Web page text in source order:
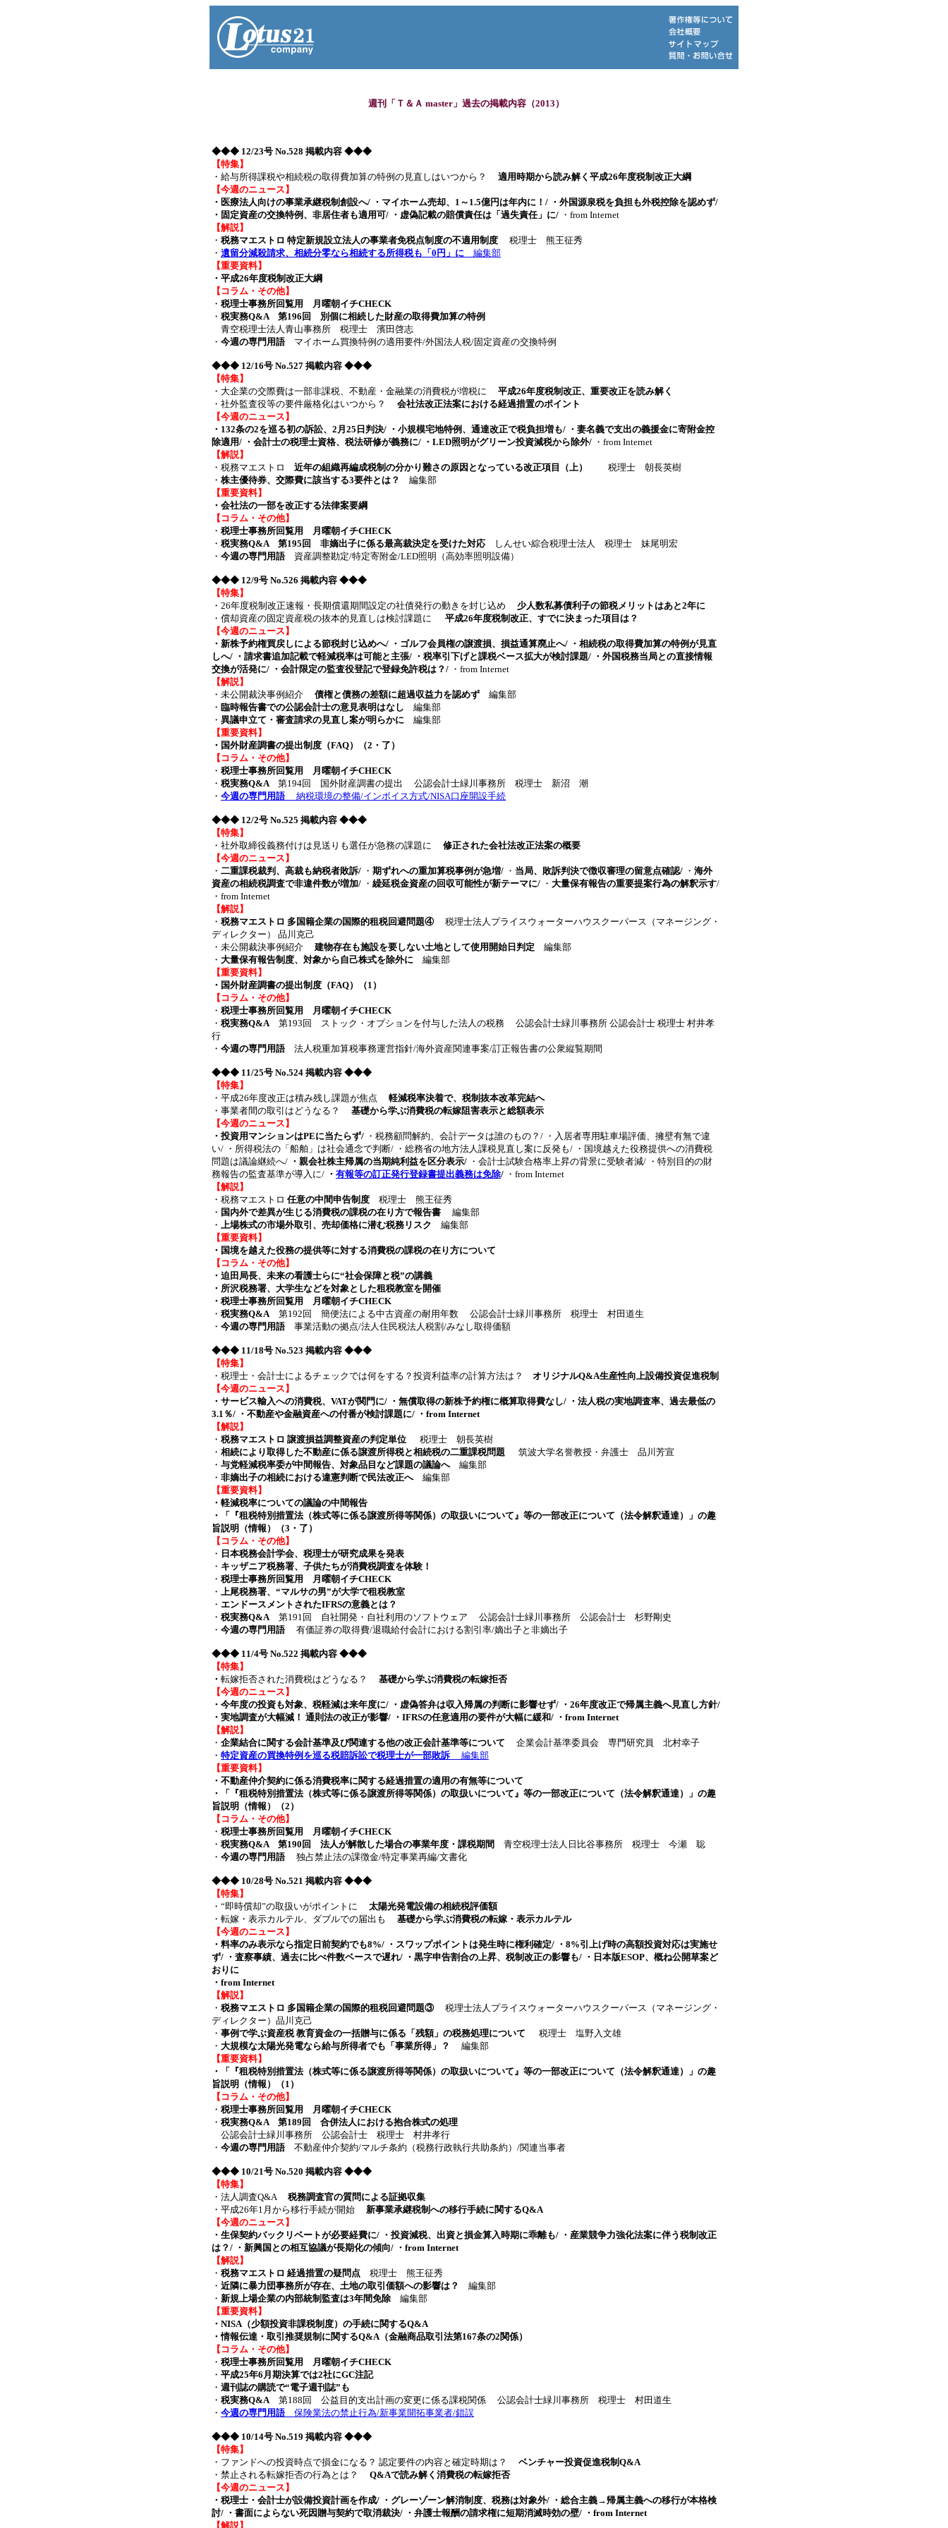
週刊「Ｔ＆Ａ master」過去の掲載内容（2013）
◆◆◆ 12/23号 No.528 掲載内容 ◆◆◆
【特集】
・給与所得課税や相続税の取得費加算の特例の見直しはいつから？ 適用時期から読み解く平成26年度税制改正大綱
【今週のニュース】
・医療法人向けの事業承継税制創設へ/ ・マイホーム売却、1～1.5億円は年内に！/ ・外国源泉税を負担も外税控除を認めず/
・固定資産の交換特例、非居住者も適用可/ ・虚偽記載の賠償責任は「過失責任」に/ ・from Internet
【解説】
・ 税務マエストロ 特定新規設立法人の事業者免税点制度の不適用制度 税理士 熊王征秀
・ 遺留分減殺請求、相続分零なら相続する所得税も「0円」に 編集部
【重要資料】
・平成26年度税制改正大綱
【コラム・その他】
・ 税理士事務所回覧用 月曜朝イチCHECK
・ 税実務Q&A 第196回 別個に相続した財産の取得費加算の特例
青空税理士法人青山事務所 税理士 濱田啓志
・ 今週の専門用語マイホーム買換特例の適用要件/外国法人税/固定資産の交換特例
◆◆◆ 12/16号 No.527 掲載内容 ◆◆◆
【特集】
・大企業の交際費は一部非課税、不動産・金融業の消費税が増税に 平成26年度税制改正、重要改正を読み解く
・社外監査役等の要件厳格化はいつから？ 会社法改正法案における経過措置のポイント
【今週のニュース】
・132条の2を巡る初の訴訟、2月25日判決/ ・小規模宅地特例、通達改正で税負担増も/ ・妻名義で支出の義援金に寄附金控
除適用/ ・会計士の税理士資格、税法研修が義務に/ ・LED照明がグリーン投資減税から除外/ ・from Internet
【解説】
・税務マエストロ 近年の組織再編成税制の分かり難さの原因となっている改正項目（上）
税理士 朝長英樹
・ 株主優待券、交際費に該当する3要件とは？
編集部
【重要資料】
・会社法の一部を改正する法律案要綱
【コラム・その他】
・ 税理士事務所回覧用 月曜朝イチCHECK
・ 税実務Q&A 第195回 非嫡出子に係る最高裁決定を受けた対応 しんせい綜合税理士法人 税理士 妹尾明宏
・ 今週の専門用語資産調整勘定/特定寄附金/LED照明（高効率照明設備）
◆◆◆ 12/9号 No.526 掲載内容 ◆◆◆
【特集】
・26年度税制改正速報・長期償還期間設定の社債発行の動きを封じ込め 少人数私募債利子の節税メリットはあと2年に
・償却資産の固定資産税の抜本的見直しは検討課題に 平成26年度税制改正、すでに決まった項目は？
【今週のニュース】
・新株予約権買戻しによる節税封じ込めへ/ ・ゴルフ会員権の譲渡損、損益通算廃止へ/ ・相続税の取得費加算の特例が見直
しへ/ ・請求書追加記載で軽減税率は可能と主張/ ・税率引下げと課税ベース拡大が検討課題/ ・外国税務当局との直接情報
交換が活発に/ ・会計限定の監査役登記で登録免許税は？/ ・from Internet
【解説】
・未公開裁決事例紹介 債権と債務の差額に超過収益力を認めず 編集部
・ 臨時報告書での公認会計士の意見表明はなし 編集部
・ 異議申立て・審査請求の見直し案が明らかに 編集部
【重要資料】
・国外財産調書の提出制度（FAQ）（2・了）
【コラム・その他】
・ 税理士事務所回覧用 月曜朝イチCHECK
・ 税実務Q&A 第194回 国外財産調書の提出 公認会計士緑川事務所 税理士 新沼 潮
・ 今週の専門用語納税環境の整備/インボイス方式/NISA口座開設手続
◆◆◆ 12/2号 No.525 掲載内容 ◆◆◆
【特集】
・社外取締役義務付けは見送りも選任が急務の課題に 修正された会社法改正法案の概要
【今週のニュース】
・ 二重課税裁判、高裁も納税者敗訴/ ・ 期ずれへの重加算税事例が急増/ ・ 当局、敗訴判決で徴収審理の留意点確認/ ・ 海外
資産の相続税調査で非違件数が増加/ ・ 繰延税金資産の回収可能性が新テーマに/ ・ 大量保有報告の重要提案行為の解釈示す/
・from Internet
【解説】
・ 税務マエストロ 多国籍企業の国際的租税回避問題④税理士法人プライスウォーターハウスクーパース（マネージング・
ディレクター） 品川克己
・未公開裁決事例紹介 建物存在も施設を要しない土地として使用開始日判定 編集部
・ 大量保有報告制度、対象から自己株式を除外に 編集部
【重要資料】
・国外財産調書の提出制度（FAQ）（1）
【コラム・その他】
・ 税理士事務所回覧用 月曜朝イチCHECK
・ 税実務Q&A第193回 ストック・オプションを付与した法人の税務 公認会計士緑川事務所 公認会計士 税理士 村井孝
行
・ 今週の専門用語法人税重加算税事務運営指針/海外資産関連事案/訂正報告書の公衆縦覧期間
◆◆◆ 11/25号 No.524 掲載内容 ◆◆◆
【特集】
・平成26年度改正は積み残し課題が焦点 軽減税率決着で、税制抜本改革完結へ
・事業者間の取引はどうなる？ 基礎から学ぶ消費税の転嫁阻害表示と総額表示
【今週のニュース】
・投資用マンションはPEに当たらず/ ・税務顧問解約、会計データは誰のもの？/ ・入居者専用駐車場評価、擁壁有無で違
い/ ・所得税法の「船舶」は社会通念で判断/ ・総務省の地方法人課税見直し案に反発も/ ・国境越えた役務提供への消費税
問題は議論継続へ/ ・親会社株主帰属の当期純利益を区分表示/ ・会計士試験合格率上昇の背景に受験者減/ ・特別目的の財
務報告の監査基準が導入に/ ・ 有報等の訂正発行登録書提出義務は免除/ ・from Internet
【解説】
・税務マエストロ 任意の中間申告制度 税理士 熊王征秀
・ 国内外で差異が生じる消費税の課税の在り方で報告書
編集部
・ 上場株式の市場外取引、売却価格に潜む税務リスク 編集部
【重要資料】
・国境を越えた役務の提供等に対する消費税の課税の在り方について
【コラム・その他】
・迫田局長、未来の看護士らに“社会保障と税”の講義
・所沢税務署、大学生などを対象とした租税教室を開催
・税理士事務所回覧用 月曜朝イチCHECK
・ 税実務Q&A第192回 簡便法による中古資産の耐用年数 公認会計士緑川事務所 税理士 村田道生
・ 今週の専門用語事業活動の拠点/法人住民税法人税割/みなし取得価額
◆◆◆ 11/18号 No.523 掲載内容 ◆◆◆
【特集】
・税理士・会計士によるチェックでは何をする？投資利益率の計算方法は？
オリジナルQ&A生産性向上設備投資促進税制
【今週のニュース】
・サービス輸入への消費税、VATが関門に/ ・無償取得の新株予約権に概算取得費なし/ ・法人税の実地調査率、過去最低の
3.1％/ ・不動産や金融資産への付番が検討課題に/ ・from Internet
【解説】
・ 税務マエストロ 譲渡損益調整資産の判定単位 税理士 朝長英樹
・ 相続により取得した不動産に係る譲渡所得税と相続税の二重課税問題 筑波大学名誉教授・弁護士 品川芳宣
・ 与党軽減税率委が中間報告、対象品目など課題の議論へ編集部
・ 非嫡出子の相続における違憲判断で民法改正へ編集部
【重要資料】
・軽減税率についての議論の中間報告
・「『租税特別措置法（株式等に係る譲渡所得等関係）の取扱いについて』等の一部改正について（法令解釈通達）」の趣
旨説明（情報）（3・了）
【コラム・その他】
・ 日本税務会計学会、税理士が研究成果を発表
・ キッザニア税務署、子供たちが消費税調査を体験！
・ 税理士事務所回覧用 月曜朝イチCHECK
・ 上尾税務署、“マルサの男”が大学で租税教室
・ エンドースメントされたIFRSの意義とは？
・ 税実務Q&A第191回 自社開発・自社利用のソフトウェア 公認会計士緑川事務所 公認会計士 杉野剛史
・ 今週の専門用語有価証券の取得費/退職給付会計における割引率/嫡出子と非嫡出子
◆◆◆ 11/4号 No.522 掲載内容 ◆◆◆
【特集】
・ 転嫁拒否された消費税はどうなる？
基礎から学ぶ消費税の転嫁拒否
【今週のニュース】
・今年度の投資も対象、税軽減は来年度に/ ・虚偽答弁は収入帰属の判断に影響せず/ ・26年度改正で帰属主義へ見直し方針/
・実地調査が大幅減！ 通則法の改正が影響/ ・IFRSの任意適用の要件が大幅に緩和/ ・from Internet
【解説】
・ 企業結合に関する会計基準及び関連する他の改正会計基準等について 企業会計基準委員会 専門研究員 北村幸子
・ 特定資産の買換特例を巡る税賠訴訟で税理士が一部敗訴 編集部
【重要資料】
・不動産仲介契約に係る消費税率に関する経過措置の適用の有無等について
・「『租税特別措置法（株式等に係る譲渡所得等関係）の取扱いについて』等の一部改正について（法令解釈通達）」の趣
旨説明（情報）（2）
【コラム・その他】
・ 税理士事務所回覧用 月曜朝イチCHECK
・ 税実務Q&A 第190回 法人が解散した場合の事業年度・課税期間
青空税理士法人日比谷事務所 税理士 今瀬 聡
・ 今週の専門用語 独占禁止法の課徴金/特定事業再編/文書化
◆◆◆ 10/28号 No.521 掲載内容 ◆◆◆
【特集】
・“即時償却”の取扱いがポイントに
太陽光発電設備の相続税評価額
・転嫁・表示カルテル、ダブルでの届出も
基礎から学ぶ消費税の転嫁・表示カルテル
【今週のニュース】
・料率のみ表示なら指定日前契約でも8%/ ・スワップポイントは発生時に権利確定/ ・8%引上げ時の高額投資対応は実施せ
ず/ ・査察事績、過去に比べ件数ベースで遅れ/ ・黒字申告割合の上昇、税制改正の影響も/ ・日本版ESOP、概ね公開草案ど
おりに
・from Internet
【解説】
・ 税務マエストロ 多国籍企業の国際的租税回避問題③
税理士法人プライスウォーターハウスクーパース（マネージング・
ディレクター）品川克己
・ 事例で学ぶ資産税 教育資金の一括贈与に係る「残額」の税務処理について 税理士 塩野入文雄
・ 大規模な太陽光発電なら給与所得者でも「事業所得」？
編集部
【重要資料】
・「『租税特別措置法（株式等に係る譲渡所得等関係）の取扱いについて』等の一部改正について（法令解釈通達）」の趣
旨説明（情報）（1）
【コラム・その他】
・ 税理士事務所回覧用 月曜朝イチCHECK
・ 税実務Q&A 第189回 合併法人における抱合株式の処理
公認会計士緑川事務所 公認会計士 税理士 村井孝行
・ 今週の専門用語不動産仲介契約/マルチ条約（税務行政執行共助条約）/関連当事者
◆◆◆ 10/21号 No.520 掲載内容 ◆◆◆
【特集】
・法人調査Q&A
税務調査官の質問による証拠収集
・平成26年1月から移行手続が開始
新事業承継税制への移行手続に関するQ&A
【今週のニュース】
・生保契約バックリベートが必要経費に/ ・投資減税、出資と損金算入時期に乖離も/ ・産業競争力強化法案に伴う税制改正
は？/ ・新興国との相互協議が長期化の傾向/ ・from Internet
【解説】
・ 税務マエストロ 経過措置の疑問点 税理士 熊王征秀
・ 近隣に暴力団事務所が存在、土地の取引価額への影響は？
編集部
・ 新規上場企業の内部統制監査は3年間免除 編集部
【重要資料】
・NISA（少額投資非課税制度）の手続に関するQ&A
・情報伝達・取引推奨規制に関するQ&A（金融商品取引法第167条の2関係）
【コラム・その他】
・ 税理士事務所回覧用 月曜朝イチCHECK
・ 平成25年6月期決算では2社にGC注記
・ 週刊誌の購読で“電子週刊誌”も
・ 税実務Q&A第188回 公益目的支出計画の変更に係る課税関係 公認会計士緑川事務所 税理士 村田道生
・ 今週の専門用語保険業法の禁止行為/新事業開拓事業者/錯誤
◆◆◆ 10/14号 No.519 掲載内容 ◆◆◆
【特集】
・ファンドへの投資時点で損金になる？ 認定要件の内容と確定時期は？
ベンチャー投資促進税制Q&A
・禁止される転嫁拒否の行為とは？ Q&Aで読み解く消費税の転嫁拒否
【今週のニュース】
・税理士・会計士が設備投資計画を作成/ ・グレーゾーン解消制度、税務は対象外/ ・総合主義→帰属主義への移行が本格検
討/ ・書面によらない死因贈与契約で取消裁決/ ・弁護士報酬の請求権に短期消滅時効の壁/ ・from Internet
【解説】